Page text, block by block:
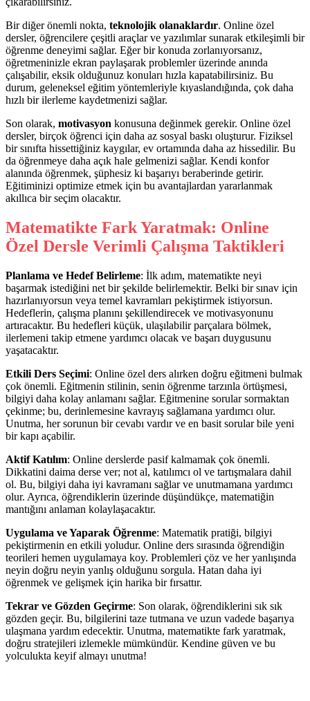
Bir diğer önemli nokta, teknolojik olanaklardır. Online özel
dersler, öğrencilere çeşitli araçlar ve yazılımlar sunarak etkileşimli bir
öğrenme deneyimi sağlar. Eğer bir konuda zorlanıyorsanız,
öğretmeninizle ekran paylaşarak problemler üzerinde anında
çalışabilir, eksik olduğunuz konuları hızla kapatabilirsiniz. Bu
durum, geleneksel eğitim yöntemleriyle kıyaslandığında, çok daha
hızlı bir ilerleme kaydetmenizi sağlar.
Son olarak, motivasyon konusuna değinmek gerekir. Online özel
dersler, birçok öğrenci için daha az sosyal baskı oluşturur. Fiziksel
bir sınıfta hissettiğiniz kaygılar, ev ortamında daha az hissedilir. Bu
da öğrenmeye daha açık hale gelmenizi sağlar. Kendi konfor
alanında öğrenmek, şüphesiz ki başarıyı beraberinde getirir.
Eğitiminizi optimize etmek için bu avantajlardan yararlanmak
akıllıca bir seçim olacaktır.
Matematikte Fark Yaratmak: Online
Özel Dersle Verimli Çalışma Taktikleri
Planlama ve Hedef Belirleme: İlk adım, matematikte neyi
başarmak istediğini net bir şekilde belirlemektir. Belki bir sınav için
hazırlanıyorsun veya temel kavramları pekiştirmek istiyorsun.
Hedeflerin, çalışma planını şekillendirecek ve motivasyonunu
artıracaktır. Bu hedefleri küçük, ulaşılabilir parçalara bölmek,
ilerlemeni takip etmene yardımcı olacak ve başarı duygusunu
yaşatacaktır.
Etkili Ders Seçimi: Online özel ders alırken doğru eğitmeni bulmak
çok önemli. Eğitmenin stilinin, senin öğrenme tarzınla örtüşmesi,
bilgiyi daha kolay anlamanı sağlar. Eğitmenine sorular sormaktan
çekinme; bu, derinlemesine kavrayış sağlamana yardımcı olur.
Unutma, her sorunun bir cevabı vardır ve en basit sorular bile yeni
bir kapı açabilir.
Aktif Katılım: Online derslerde pasif kalmamak çok önemli.
Dikkatini daima derse ver; not al, katılımcı ol ve tartışmalara dahil
ol. Bu, bilgiyi daha iyi kavramanı sağlar ve unutmamana yardımcı
olur. Ayrıca, öğrendiklerin üzerinde düşündükçe, matematiğin
mantığını anlaman kolaylaşacaktır.
Uygulama ve Yaparak Öğrenme: Matematik pratiği, bilgiyi
pekiştirmenin en etkili yoludur. Online ders sırasında öğrendiğin
teorileri hemen uygulamaya koy. Problemleri çöz ve her yanlışında
neyin doğru neyin yanlış olduğunu sorgula. Hatan daha iyi
öğrenmek ve gelişmek için harika bir fırsattır.
Tekrar ve Gözden Geçirme: Son olarak, öğrendiklerini sık sık
gözden geçir. Bu, bilgilerini taze tutmana ve uzun vadede başarıya
ulaşmana yardım edecektir. Unutma, matematikte fark yaratmak,
doğru stratejileri izlemekle mümkündür. Kendine güven ve bu
yolculukta keyif almayı unutma!